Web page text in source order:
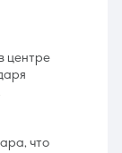
центре
что